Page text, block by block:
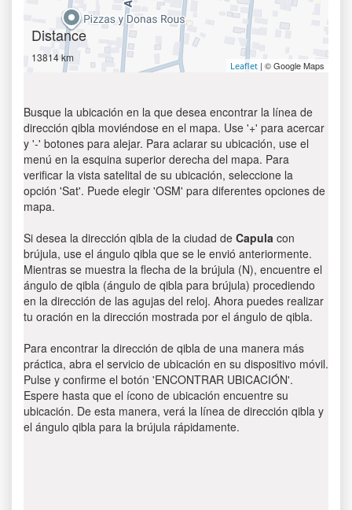
Distance
13814 km
Leaflet | © Google Maps
Busque la ubicación en la que desea encontrar la línea de
dirección qibla moviéndose en el mapa. Use '+' para acercar
y '-' botones para alejar. Para aclarar su ubicación, use el
menú en la esquina superior derecha del mapa. Para
verificar la vista satelital de su ubicación, seleccione la
opción 'Sat'. Puede elegir 'OSM' para diferentes opciones de
mapa.
Si desea la dirección qibla de la ciudad de Capula con
brújula, use el ángulo qibla que se le envió anteriormente.
Mientras se muestra la flecha de la brújula (N), encuentre el
ángulo de qibla (ángulo de qibla para brújula) procediendo
en la dirección de las agujas del reloj. Ahora puedes realizar
tu oración en la dirección mostrada por el ángulo de qibla.
Para encontrar la dirección de qibla de una manera más
práctica, abra el servicio de ubicación en su dispositivo móvil.
Pulse y confirme el botón 'ENCONTRAR UBICACIÓN'.
Espere hasta que el ícono de ubicación encuentre su
ubicación. De esta manera, verá la línea de dirección qibla y
el ángulo qibla para la brújula rápidamente.